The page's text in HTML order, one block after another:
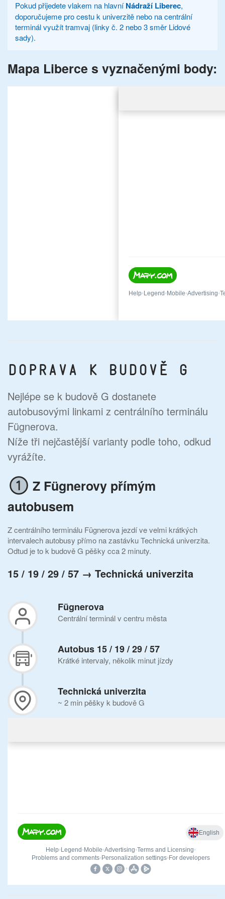
Pokud přijedete vlakem na hlavníNádraží Liberec,
doporučujeme pro cestu k univerzitě nebo na centrální
terminál využít tramvaj (linky č. 2 nebo 3 směr Lidové
sady).
Mapa Liberce s vyznačenými body:
Doprava k budově G
Nejlépe se k budově G dostanete
autobusovými linkami z centrálního terminálu
Fügnerova.
Níže tři nejčastější varianty podle toho, odkud
vyrážíte.
Z Fügnerovy přímým
autobusem
Z centrálního terminálu Fügnerova jezdí ve velmi krátkých
intervalech autobusy přímo na zastávku Technická univerzita.
Odtud je to k budově G pěšky cca 2 minuty.
15 / 19 / 29 / 57 → Technická univerzita
Fügnerova
Centrální terminál v centru města
Autobus 15 / 19 / 29 / 57
Krátké intervaly, několik minut jízdy
Technická univerzita
~ 2 min pěšky k budově G